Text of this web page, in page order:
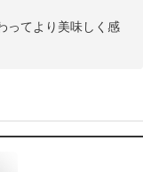
ってより美味しく感